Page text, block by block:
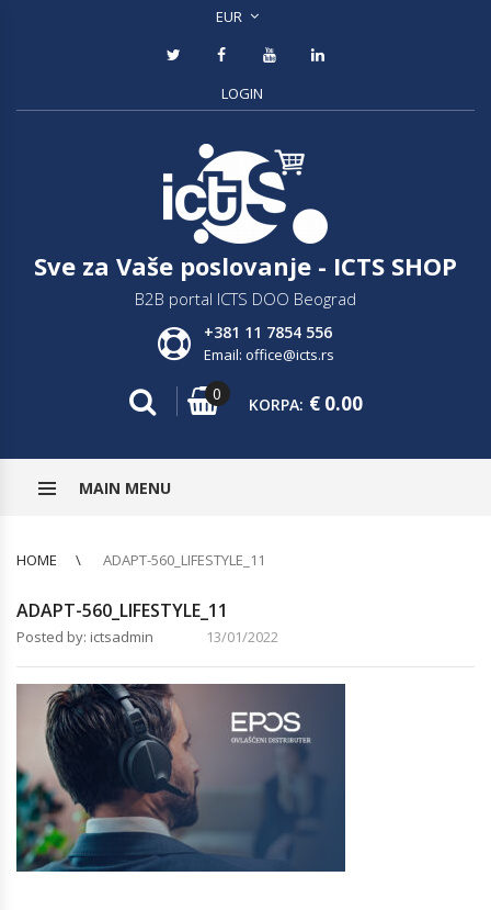
EUR
LOGIN
Sve za Vaše poslovanje - ICTS SHOP
B2B portal ICTS DOO Beograd
+381 11 7854 556
Email: office@icts.rs
0
KORPA: €0.00
MAIN MENU
HOME ADAPT-560_LIFESTYLE_11
ADAPT-560_LIFESTYLE_11
Posted by: ictsadmin 13/01/2022